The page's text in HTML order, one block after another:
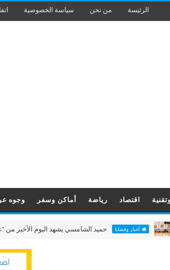
الرئيسة من نحن سياسة الخصوصية
اقتصاد رياضة أماكن وسفر وجوه
أخبار وقضايا حميد الشامسي يشهد اليوم الأخير من "عطلتنا